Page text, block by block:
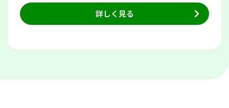
詳しく見る